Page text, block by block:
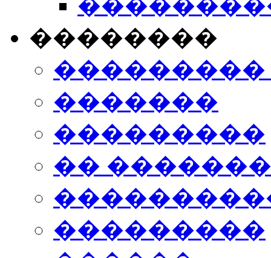
��������
���������
�������
���������
��
���������